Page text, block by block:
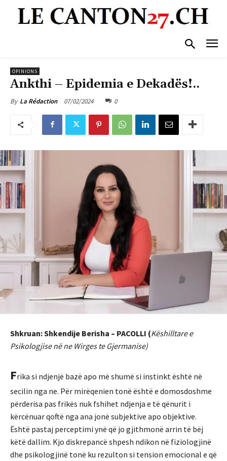
OPINIONS
Ankthi – Epidemia e Dekadës!..
By La Rédaction 07/02/2024 0
Shkruan: Shkendije Berisha – PACOLLI (Këshilltare e
Psikologjise në ne Wirges te Gjermanise)
Frika si ndjenjë bazë apo më shumë si instinkt është në
secilin nga ne. Për mirëqenien tonë është e domosdoshme
përderisa pas frikës nuk fshihet ndjenja e të qënurit i
kërcënuar qoftë nga ana jonë subjektive apo objektive.
Është pastaj perceptimi ynë që jo gjithmonë arrin të bëj
këtë dallim. Kjo diskrepancë shpesh ndikon në fiziologjinë
dhe psikologjinë tonë ku rezulton si tension emocional e që